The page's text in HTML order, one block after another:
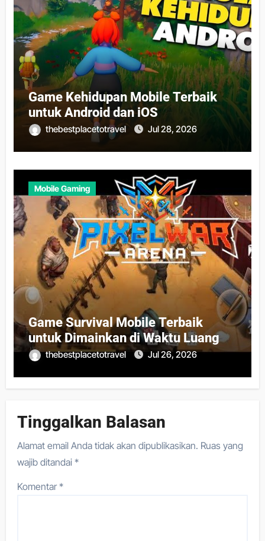
Game Kehidupan Mobile Terbaik
untuk Android dan iOS
thebestplacetotravel Jul 28, 2026
Mobile Gaming
Game Survival Mobile Terbaik
untuk Dimainkan di Waktu Luang
thebestplacetotravel Jul 26, 2026
Tinggalkan Balasan
Alamat email Anda tidak akan dipublikasikan. Ruas yang
wajib ditandai*
Komentar*